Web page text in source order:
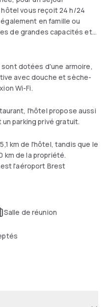
vous reçoit 24 h/24
en famille ou
de grandes capacités et
vous restaurer,
en partageant une
70 chambres est fait pour
dotées d'une armoire,
avec douche et sèche-
Wi-Fi.
l'hôtel propose aussi
parking privé gratuit.
km de l'hôtel, tandis que le
km de la propriété.
l'aéroport Brest
Salle de réunion